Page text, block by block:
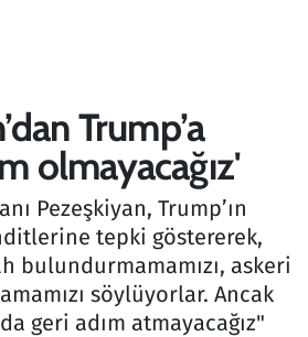
Trump’a
olmayacağız'
Pezeşkiyan, Trump’ın
tepki göstererek,
bulundurmamamızı, askeri
söylüyorlar. Ancak
geri adım atmayacağız"